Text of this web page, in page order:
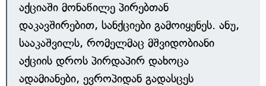
აქციაში მონაწილე პირებთან
დაკავშირებით, სანქციები გამოიყენეს. ანუ,
სააკაშვილს, რომელმაც მშვიდობიანი
აქციის დროს პირდაპირ დახოცა
ადამიანები, ევროპიდან გადასცეს